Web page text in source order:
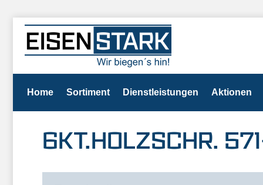
Home Sortiment Dienstleistungen Aktionen
6KT.HOLZSCHR.